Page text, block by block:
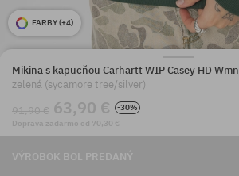
FARBY (+4)
Mikina s kapucňou Carhartt WIP Casey HD Wmn
zelená (sycamore tree/silver)
91,90 € 63,90 €
-30%
Doprava zadarmo od 70,30 €
VÝROBOK BOL PREDANÝ